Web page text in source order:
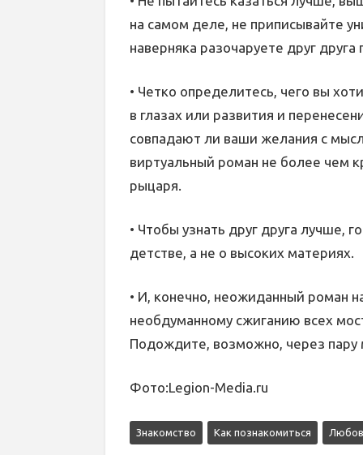
на самом деле, не приписывайте
наверняка разочаруете друг друга
• Четко определитесь, чего вы
в глазах или развития и
совпадают ли ваши желания с
виртуальный роман не более чем
рыцаря.
• Чтобы узнать друг друга лучше,
детстве, а не о высоких материях.
• И, конечно, неожиданный роман
необдуманному сжиганию всех
Подождите, возможно, через пару
Фото:Legion-Media.ru
Знакомство Как познакомиться